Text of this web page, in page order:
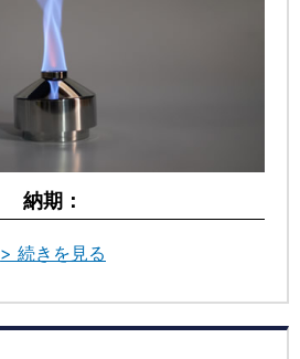
納期：
> 続きを見る